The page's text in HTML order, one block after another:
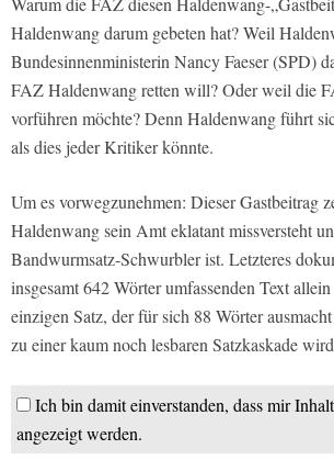
Haldenwang darum gebeten hat? Weil
Bundesinnenministerin Nancy Faeser (SPD)
FAZ Haldenwang retten will? Oder weil die
vorführen möchte? Denn Haldenwang führt
als dies jeder Kritiker könnte.
Um es vorwegzunehmen: Dieser Gastbeitrag
Haldenwang sein Amt eklatant missversteht
Bandwurmsatz-Schwurbler ist. Letzteres
insgesamt 642 Wörter umfassenden Text
einzigen Satz, der für sich 88 Wörter
zu einer kaum noch lesbaren Satzkaskade
Ich bin damit einverstanden, dass mir
angezeigt werden.